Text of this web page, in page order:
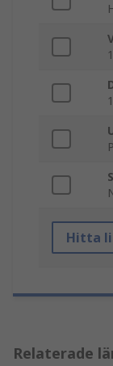
Hitta
Relaterade